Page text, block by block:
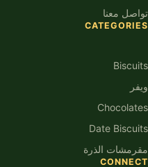
تواصل معنا
CATEGORIES
Biscuits
ويفر
Chocolates
Date Biscuits
مقرمشات الذرة
CONNECT